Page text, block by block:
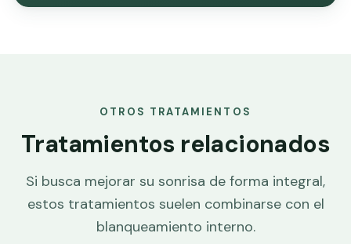
OTROS TRATAMIENTOS
Tratamientos relacionados
Si busca mejorar su sonrisa de forma integral,
estos tratamientos suelen combinarse con el
blanqueamiento interno.